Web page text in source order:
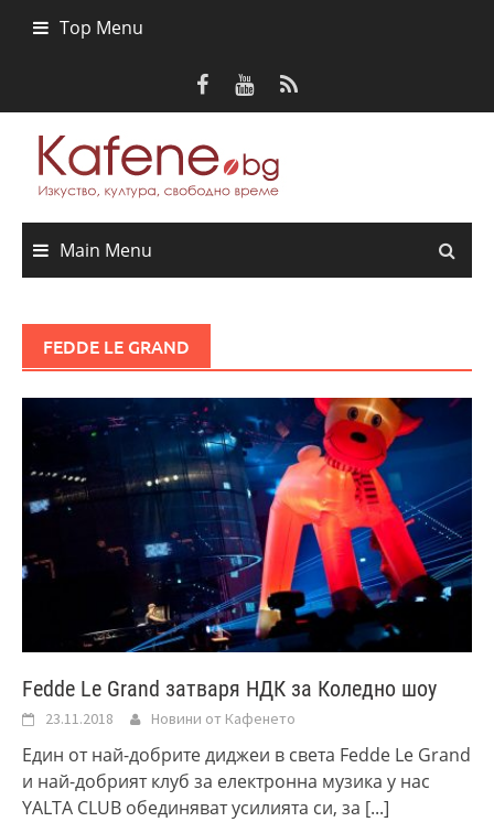
Top Menu
Main Menu
FEDDE LE GRAND
Fedde Le Grand затваря НДК за Коледно шоу
23.11.2018 Новини от Кафенето
Един от най-добрите диджеи в света Fedde Le Grand
и най-добрият клуб за електронна музика у нас
YALTA CLUB обединяват усилията си, за [...]